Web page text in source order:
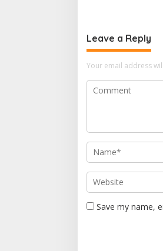
Leave a Reply
Your email address
Save my name,